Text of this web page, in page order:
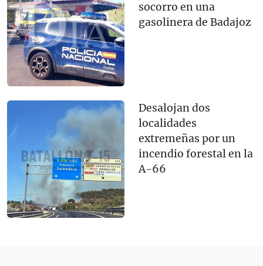
socorro en una
gasolinera de Badajoz
Desalojan dos
localidades
extremeñas por un
incendio forestal en la
A-66